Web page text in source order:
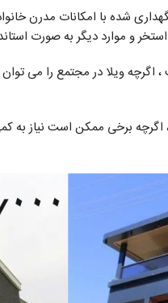
شده با امکانات مدرن
و موارد دیگر به صورت
اگرچه برخی ممکن است نیاز به